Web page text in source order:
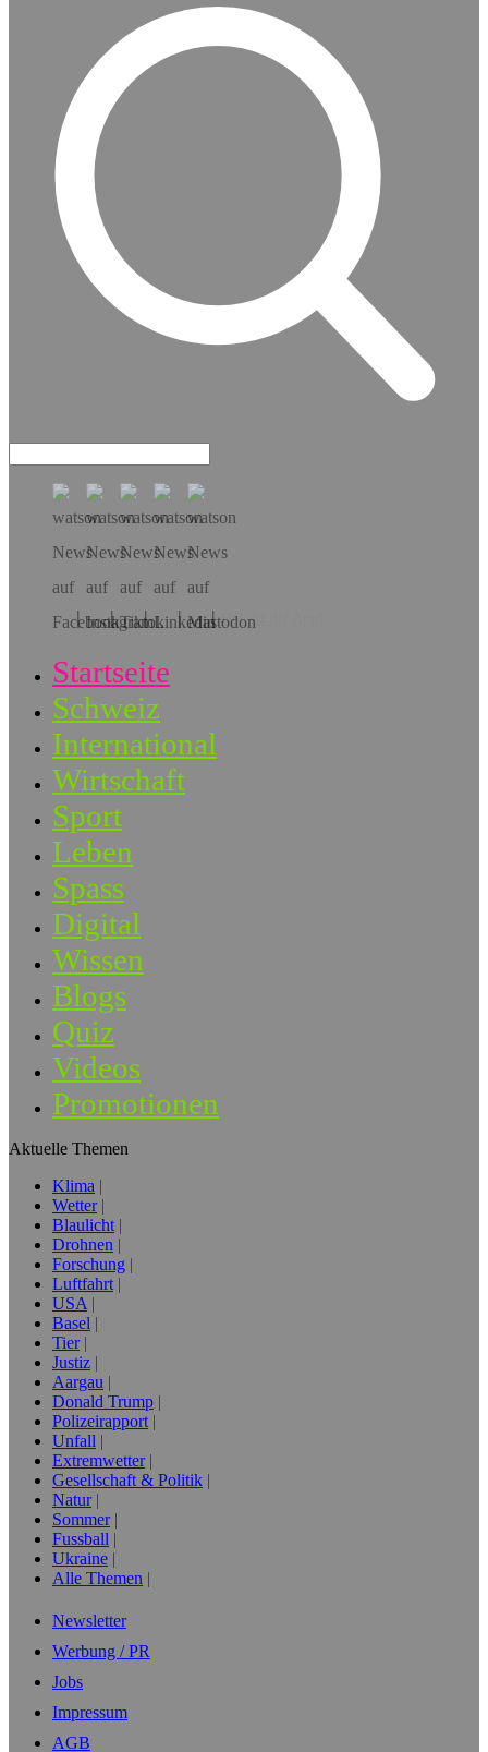
Hol dir die App!
Startseite
Schweiz
International
Wirtschaft
Sport
Leben
Spass
Digital
Wissen
Blogs
Quiz
Videos
Promotionen
Aktuelle Themen
Klima
Wetter
Blaulicht
Drohnen
Forschung
Luftfahrt
USA
Basel
Tier
Justiz
Aargau
Donald Trump
Polizeirapport
Unfall
Extremwetter
Gesellschaft & Politik
Natur
Sommer
Fussball
Ukraine
Alle Themen
Newsletter
Werbung / PR
Jobs
Impressum
AGB